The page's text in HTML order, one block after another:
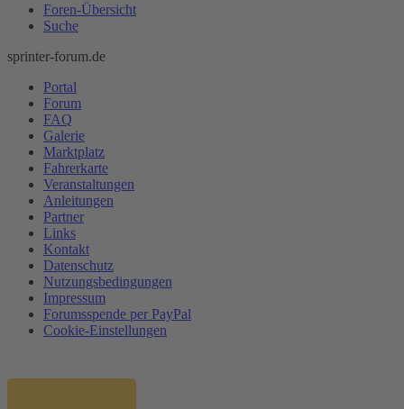
Foren-Übersicht
Suche
sprinter-forum.de
Portal
Forum
FAQ
Galerie
Marktplatz
Fahrerkarte
Veranstaltungen
Anleitungen
Partner
Links
Kontakt
Datenschutz
Nutzungsbedingungen
Impressum
Forumsspende per PayPal
Cookie-Einstellungen